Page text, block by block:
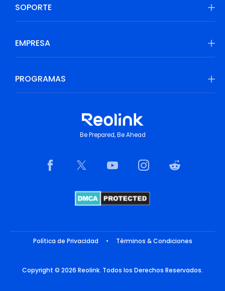
SOPORTE
EMPRESA
PROGRAMAS
Be Prepared, Be Ahead
Política de Privacidad • Términos & Condiciones
Copyright © 2026 Reolink. Todos los Derechos Reservados.